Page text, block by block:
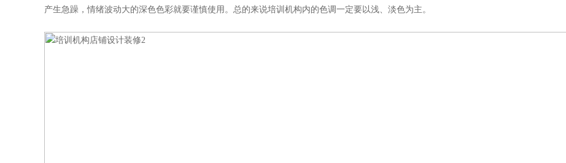
产生急躁，情绪波动大的深色色彩就要谨慎使用。总的来说培训机构内的色调一定要以浅、淡色为主。